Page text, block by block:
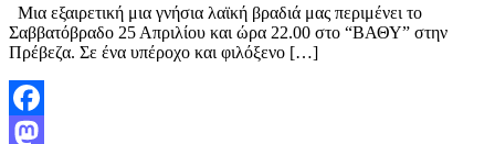
Μια εξαιρετική μια γνήσια λαϊκή βραδιά μας περιμένει το
Σαββατόβραδο 25 Απριλίου και ώρα 22.00 στο “ΒΑΘΥ” στην
Πρέβεζα. Σε ένα υπέροχο και φιλόξενο […]
Facebook